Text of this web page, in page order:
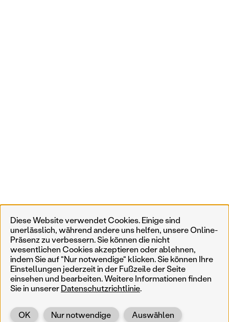
Diese Website verwendet Cookies. Einige sind
unerlässlich, während andere uns helfen, unsere Online-
Präsenz zu verbessern. Sie können die nicht
wesentlichen Cookies akzeptieren oder ablehnen,
indem Sie auf "Nur notwendige" klicken. Sie können Ihre
Einstellungen jederzeit in der Fußzeile der Seite
einsehen und bearbeiten. Weitere Informationen finden
Sie in unsererDatenschutzrichtlinie.
Auswählen
Nur notwendige
OK